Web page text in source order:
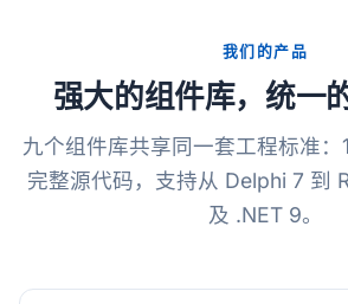
我们的产品
强大的组件库，统一
九个组件库共享同一套工程标准：
完整源代码，支持从 Delphi 7 到
及 .NET 9。